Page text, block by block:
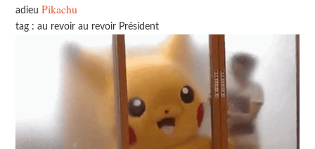
adieu Pikachu
tag : au revoir au revoir Président